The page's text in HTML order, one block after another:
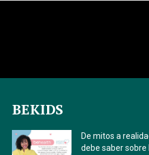
BEKIDS
De mitos a
debe saber sobre